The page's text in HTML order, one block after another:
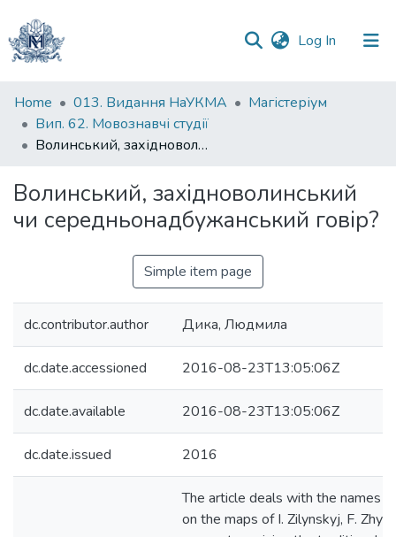
Log In (current)
Communities
&
Collections
Statistics
Home 013. Видання НаУКМА
Магістеріум
Вип. 62. Мовознавчі студії
Волинський, західноволинський чи середньонадбужанський говір?
Волинський, західноволинський
чи середньонадбужанський говір?
Simple item page
dc.contributor.author Дика, Людмила
dc.date.accessioned 2016-08-23T13:05:06Z
dc.date.available 2016-08-23T13:05:06Z
dc.date.issued 2016
The article deals with the names
on the maps of І. Zilynskyj, F.